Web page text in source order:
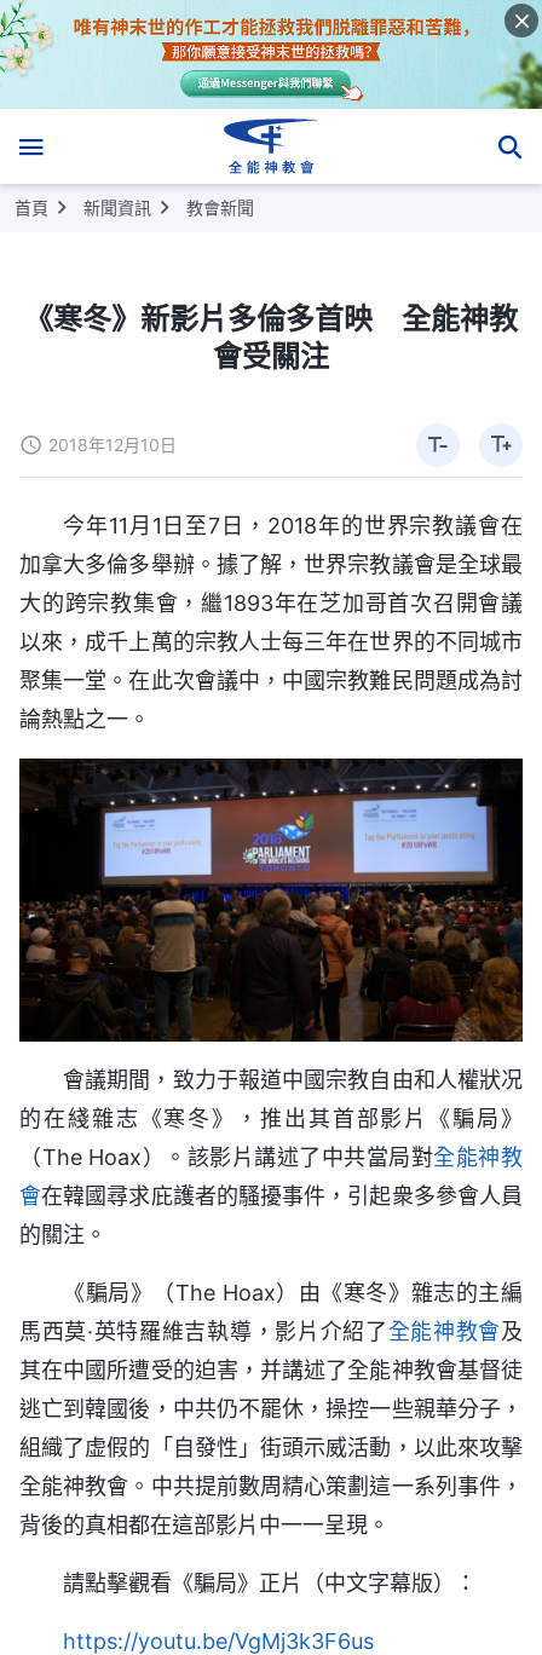
首頁 新聞資訊 教會新聞
《寒冬》新影片多倫多首映 全能神教
會受關注
2018年12月10日
今年11月1日至7日，2018年的世界宗教議會在
加拿大多倫多舉辦。據了解，世界宗教議會是全球最
大的跨宗教集會，繼1893年在芝加哥首次召開會議
以來，成千上萬的宗教人士每三年在世界的不同城市
聚集一堂。在此次會議中，中國宗教難民問題成為討
論熱點之一。
會議期間，致力于報道中國宗教自由和人權狀况
的在綫雜志《寒冬》，推出其首部影片《騙局》
（The Hoax）。該影片講述了中共當局對全能神教
會在韓國尋求庇護者的騷擾事件，引起衆多參會人員
的關注。
《騙局》（The Hoax）由《寒冬》雜志的主編
馬西莫·英特羅維吉執導，影片介紹了全能神教會及
其在中國所遭受的迫害，并講述了全能神教會基督徒
逃亡到韓國後，中共仍不罷休，操控一些親華分子，
組織了虚假的「自發性」街頭示威活動，以此來攻擊
全能神教會。中共提前數周精心策劃這一系列事件，
背後的真相都在這部影片中一一呈現。
請點擊觀看《騙局》正片（中文字幕版）：
https://youtu.be/VgMj3k3F6us